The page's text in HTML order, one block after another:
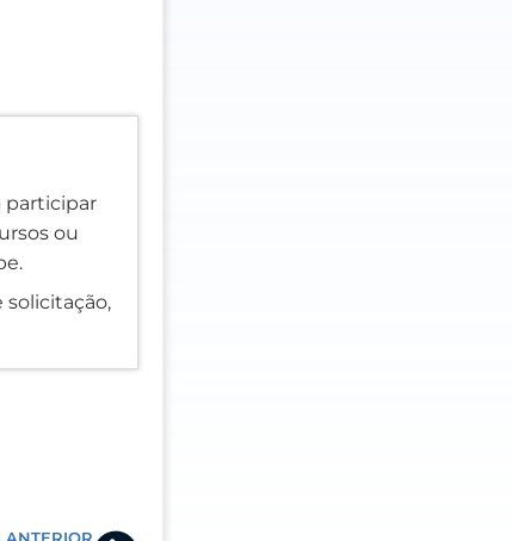
participar
ou
solicitação,